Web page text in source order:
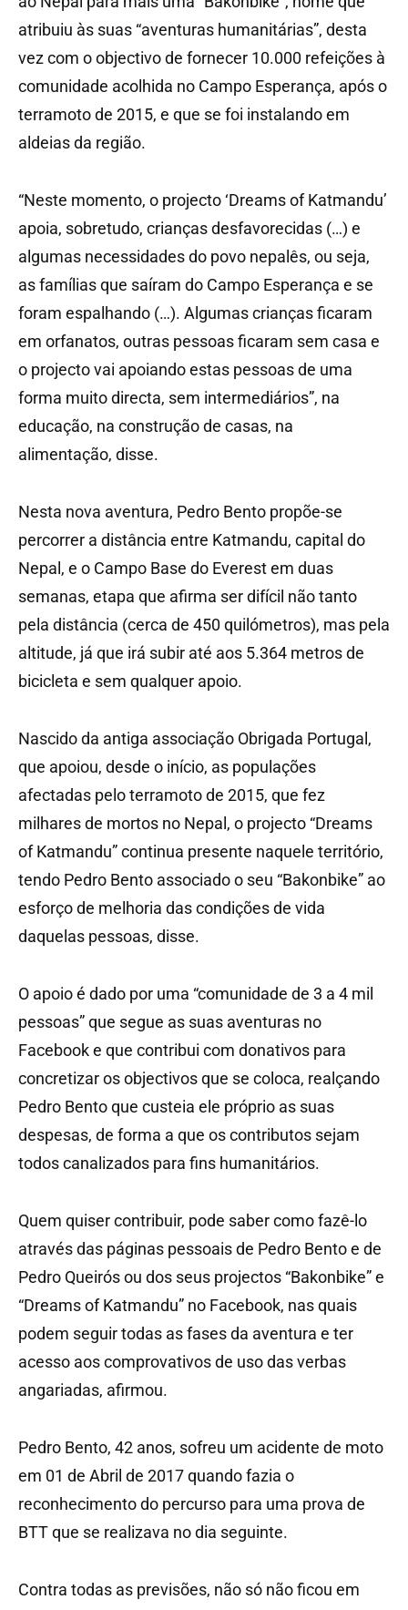
atribuiu às suas “aventuras humanitárias”, desta
vez com o objectivo de fornecer 10.000 refeições à
comunidade acolhida no Campo Esperança, após o
terramoto de 2015, e que se foi instalando em
aldeias da região.
“Neste momento, o projecto ‘Dreams of Katmandu’
apoia, sobretudo, crianças desfavorecidas (…) e
algumas necessidades do povo nepalês, ou seja,
as famílias que saíram do Campo Esperança e se
foram espalhando (…). Algumas crianças ficaram
em orfanatos, outras pessoas ficaram sem casa e
o projecto vai apoiando estas pessoas de uma
forma muito directa, sem intermediários”, na
educação, na construção de casas, na
alimentação, disse.
Nesta nova aventura, Pedro Bento propõe-se
percorrer a distância entre Katmandu, capital do
Nepal, e o Campo Base do Everest em duas
semanas, etapa que afirma ser difícil não tanto
pela distância (cerca de 450 quilómetros), mas pela
altitude, já que irá subir até aos 5.364 metros de
bicicleta e sem qualquer apoio.
Nascido da antiga associação Obrigada Portugal,
que apoiou, desde o início, as populações
afectadas pelo terramoto de 2015, que fez
milhares de mortos no Nepal, o projecto “Dreams
of Katmandu” continua presente naquele território,
tendo Pedro Bento associado o seu “Bakonbike” ao
esforço de melhoria das condições de vida
daquelas pessoas, disse.
O apoio é dado por uma “comunidade de 3 a 4 mil
pessoas” que segue as suas aventuras no
Facebook e que contribui com donativos para
concretizar os objectivos que se coloca, realçando
Pedro Bento que custeia ele próprio as suas
despesas, de forma a que os contributos sejam
todos canalizados para fins humanitários.
Quem quiser contribuir, pode saber como fazê-lo
através das páginas pessoais de Pedro Bento e de
Pedro Queirós ou dos seus projectos “Bakonbike” e
“Dreams of Katmandu” no Facebook, nas quais
podem seguir todas as fases da aventura e ter
acesso aos comprovativos de uso das verbas
angariadas, afirmou.
Pedro Bento, 42 anos, sofreu um acidente de moto
em 01 de Abril de 2017 quando fazia o
reconhecimento do percurso para uma prova de
BTT que se realizava no dia seguinte.
Contra todas as previsões, não só não ficou em